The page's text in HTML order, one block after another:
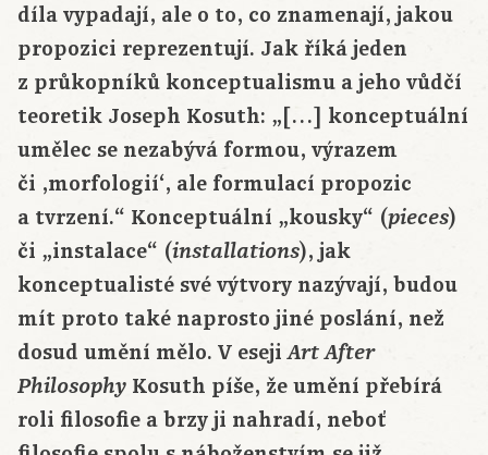
díla vypadají, ale o to, co znamenají, jakou
propozici reprezentují. Jak říká jeden
z průkopníků konceptualismu a jeho vůdčí
teoretik Joseph Kosuth: „[…] konceptuální
umělec se nezabývá formou, výrazem
či ,morfologií‘, ale formulací propozic
a tvrzení.“ Konceptuální „kousky“ (pieces)
či „instalace“ (installations), jak
konceptualisté své výtvory nazývají, budou
mít proto také naprosto jiné poslání, než
dosud umění mělo. V esejiArt After
Philosophy Kosuth píše, že umění přebírá
roli filosofie a brzy ji nahradí, neboť